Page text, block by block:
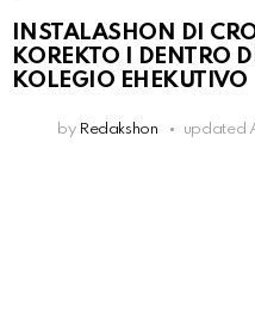
INSTALASHON DI
KOREKTO I DENTRO
KOLEGIO EHEKUTIVO
by Redakshon updated